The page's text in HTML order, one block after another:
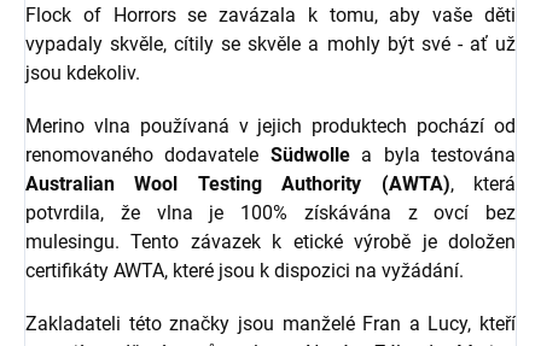
Flock of Horrors se zavázala k tomu, aby vaše děti
vypadaly skvěle, cítily se skvěle a mohly být své - ať už
jsou kdekoliv.
Merino vlna používaná v jejich produktech pochází od
renomovaného dodavatele Südwollea byla testována
Australian Wool Testing Authority (AWTA), která
potvrdila, že vlna je 100% získávána z ovcí bez
mulesingu. Tento závazek k etické výrobě je doložen
certifikáty AWTA, které jsou k dispozici na vyžádání.
Zakladateli této značky jsou manželé Fran a Lucy, kteří